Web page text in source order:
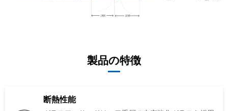
製品の特徴
断熱性能